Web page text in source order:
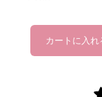
asics
個
カートに入れ